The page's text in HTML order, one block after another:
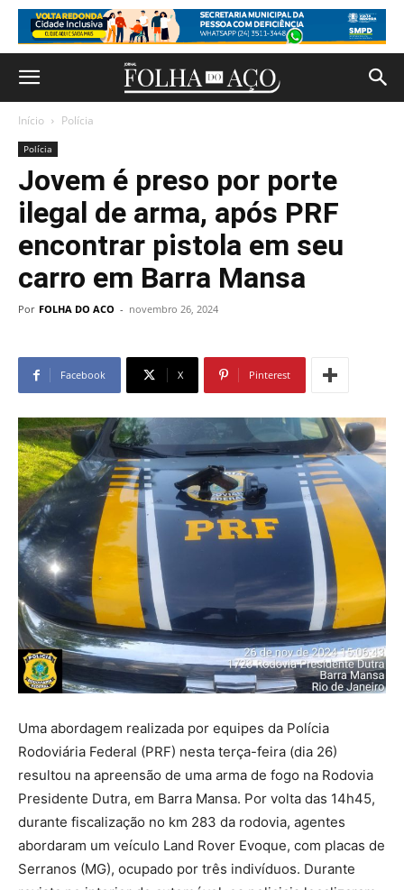
Início Polícia
Polícia
Jovem é preso por porte
ilegal de arma, após PRF
encontrar pistola em seu
carro em Barra Mansa
Por FOLHA DO ACO - novembro 26, 2024
Facebook X Pinterest
Uma abordagem realizada por equipes da Polícia
Rodoviária Federal (PRF) nesta terça-feira (dia 26)
resultou na apreensão de uma arma de fogo na Rodovia
Presidente Dutra, em Barra Mansa. Por volta das 14h45,
durante fiscalização no km 283 da rodovia, agentes
abordaram um veículo Land Rover Evoque, com placas de
Serranos (MG), ocupado por três indivíduos. Durante